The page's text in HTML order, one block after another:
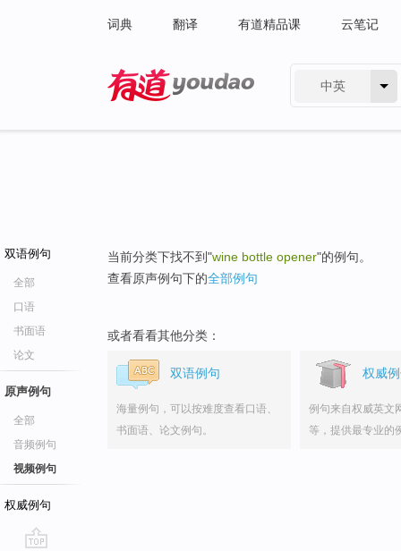
词典 翻译 有道精品课 云笔记
中英
双语例句
全部
口语
书面语
论文
原声例句
全部
音频例句
视频例句
权威例句
当前分类下找不到"wine bottle opener"的例句。
查看原声例句下的全部例句
或者看看其他分类：
双语例句
海量例句，可以按难度查看口语、
书面语、论文例句。
权威
例句来自权威英文
等，提供最专业的